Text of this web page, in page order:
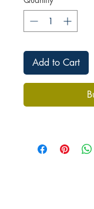
Add to Cart